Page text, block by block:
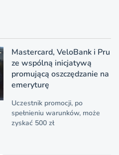
Mastercard, VeloBank i Pru
ze wspólną inicjatywą
promującą oszczędzanie na
emeryturę
Uczestnik promocji, po
spełnieniu warunków, może
zyskać 500 zł